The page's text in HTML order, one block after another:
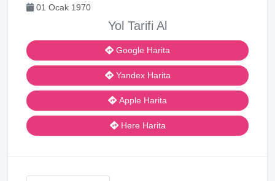
01 Ocak 1970
Yol Tarifi Al
Google Harita
Yandex Harita
Apple Harita
Here Harita